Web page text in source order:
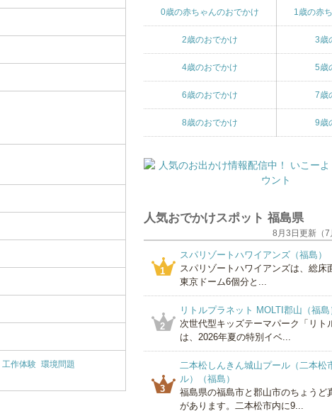
工作体験 環境問題
0歳の赤ちゃんのおでかけ 1歳の赤
2歳のおでかけ 3歳
4歳のおでかけ 5歳
6歳のおでかけ 7歳
8歳のおでかけ 9歳
人気おでかけスポット 福島県
8月3日更新（7
1
スパリゾートハワイアンズ（福島）
スパリゾートハワイアンズは、総床
東京ドーム6個分と...
2
リトルプラネット MOLTI郡山（福島
次世代型キッズテーマパーク「リト
は、2026年夏の特別イベ...
3
二本松しんきん城山プール（二本松
ル）（福島）
福島県の福島市と郡山市のちょうど
があります。二本松市内に9...